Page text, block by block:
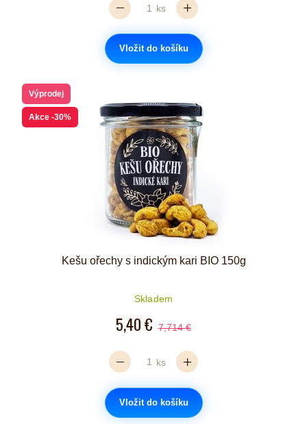
ks
Vložit do košíku
Výprodej
Akce -30%
Kešu ořechy s indickým kari BIO 150g
Skladem
5,40 € 7,714 €
ks
Vložit do košíku